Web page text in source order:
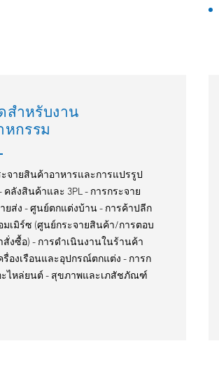
สำหรับงาน
หกรรม
ะจายสินค้าอาหารและการแปรรูป
คลังสินค้าและ 3PL - การกระจาย
ยส่ง - ศูนย์ตกแต่งบ้าน - การค้าปลีก
มเมิร์ซ (ศูนย์กระจายสินค้า/การตอบ
สั่งซื้อ) - การดำเนินงานในร้านค้า
รื่องเรือนและอุปกรณ์ตกแต่ง - การก
ะไหล่ยนต์ - สุขภาพและเภสัชภัณฑ์